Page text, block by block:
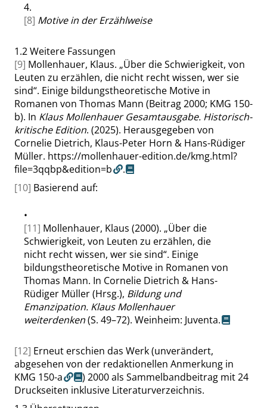
4.
[8] Motive in der Erzählweise
1.2Weitere Fassungen
[9] Mollenhauer, Klaus. „Über die Schwierigkeit, von
Leuten zu erzählen, die nicht recht wissen, wer sie
sind“. Einige bildungstheoretische Motive in
Romanen von Thomas Mann (Beitrag 2000; KMG 150-
b). In Klaus Mollenhauer Gesamtausgabe. Historisch-
kritische Edition. (2025). Herausgegeben von
Cornelie Dietrich, Klaus-Peter Horn & Hans-Rüdiger
Müller. https://mollenhauer-edition.de/kmg.html?
file=3qqbp&edition=b
.
[10] Basierend auf:
•
[11] Mollenhauer, Klaus (2000). „Über die
Schwierigkeit, von Leuten zu erzählen, die
nicht recht wissen, wer sie sind“. Einige
bildungstheoretische Motive in Romanen von
Thomas Mann. In Cornelie Dietrich & Hans-
Rüdiger Müller (Hrsg.), Bildung und
Emanzipation. Klaus Mollenhauer
weiterdenken(S. 49–72). Weinheim: Juventa.
[12] Erneut erschien das Werk (unverändert,
abgesehen von der redaktionellen Anmerkung in
KMG 150-a
) 2000 als Sammelbandbeitrag mit 24
Druckseiten inklusive Literaturverzeichnis.